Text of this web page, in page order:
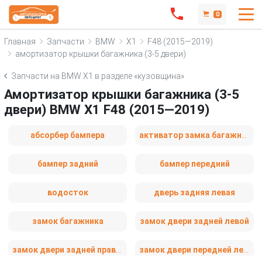
0
Главная Запчасти BMW X1
F48 (2015—2019)
амортизатор крышки багажника (3-5 двери)
Запчасти на BMW X1 в разделе «кузовщина»
Амортизатор крышки багажника (3-5
двери) BMW X1 F48 (2015—2019)
абсорбер бампера
бампер задний бампер передний
водосток дверь задняя левая
замок багажника замок двери задней левой